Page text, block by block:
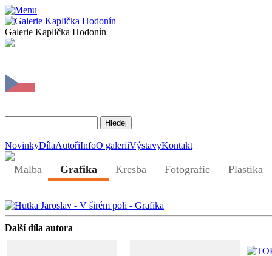
Galerie Kaplička Hodonín
NovinkyDílaAutořiInfoO galeriiVýstavyKontakt
Malba Grafika Kresba Fotografie Plastika
Další díla autora